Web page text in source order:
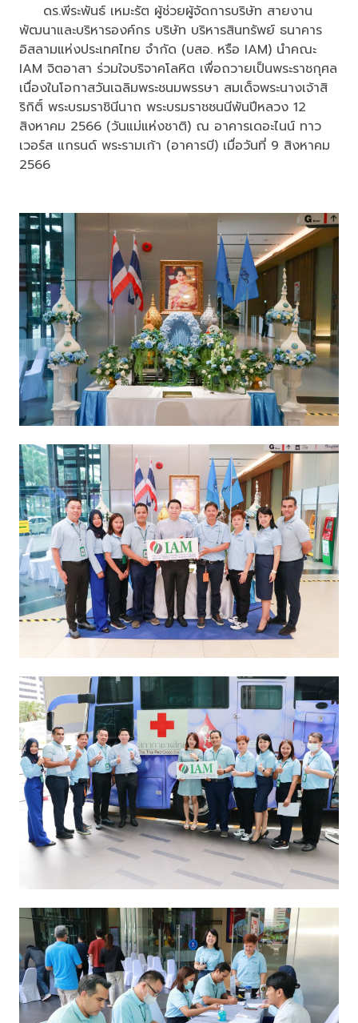
ดร.พีระพันธ์ เหมะรัต ผู้ช่วยผู้จัดการบริษัท สายงาน
พัฒนาและบริหารองค์กร บริษัท บริหารสินทรัพย์ ธนาคาร
อิสลามแห่งประเทศไทย จำกัด (บสอ. หรือ IAM) นำคณะ
IAM จิตอาสา ร่วมใจบริจาคโลหิต เพื่อถวายเป็นพระราชกุศล
เนื่องในโอกาสวันเฉลิมพระชนมพรรษา สมเด็จพระนางเจ้าสิ
ริกิติ์ พระบรมราชินีนาถ พระบรมราชชนนีพันปีหลวง 12
สิงหาคม 2566 (วันแม่แห่งชาติ) ณ อาคารเดอะไนน์ ทาว
เวอร์ส แกรนด์ พระรามเก้า (อาคารบี) เมื่อวันที่ 9 สิงหาคม
2566